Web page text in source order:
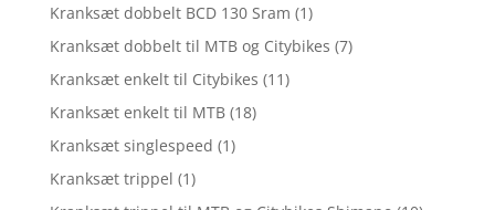
Kranksæt dobbelt BCD 130 Sram (1)
Kranksæt dobbelt til MTB og Citybikes (7)
Kranksæt enkelt til Citybikes (11)
Kranksæt enkelt til MTB (18)
Kranksæt singlespeed (1)
Kranksæt trippel (1)